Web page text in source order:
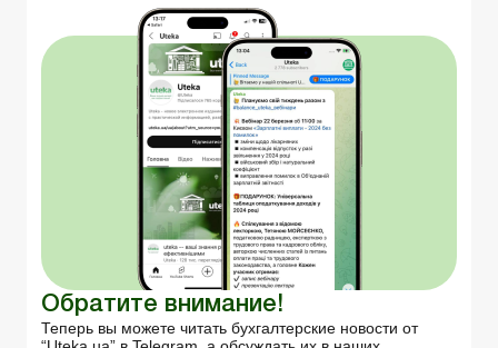
Обратите внимание!
Теперь вы можете читать бухгалтерские новости от